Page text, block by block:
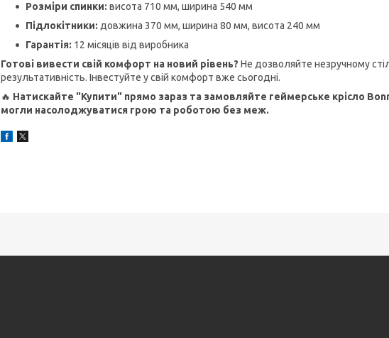
Розміри спинки: висота 710 мм, ширина 540 мм
Підлокітники: довжина 370 мм, ширина 80 мм, висота 240 мм
Гарантія: 12 місяців від виробника
Готові вивести свій комфорт на новий рівень? Не дозволяйте незручному
результативність. Інвестуйте у свій комфорт вже сьогодні.
🔥 Натискайте "Купити" прямо зараз та замовляйте геймерське крісло
могли насолоджуватися грою та роботою без меж.